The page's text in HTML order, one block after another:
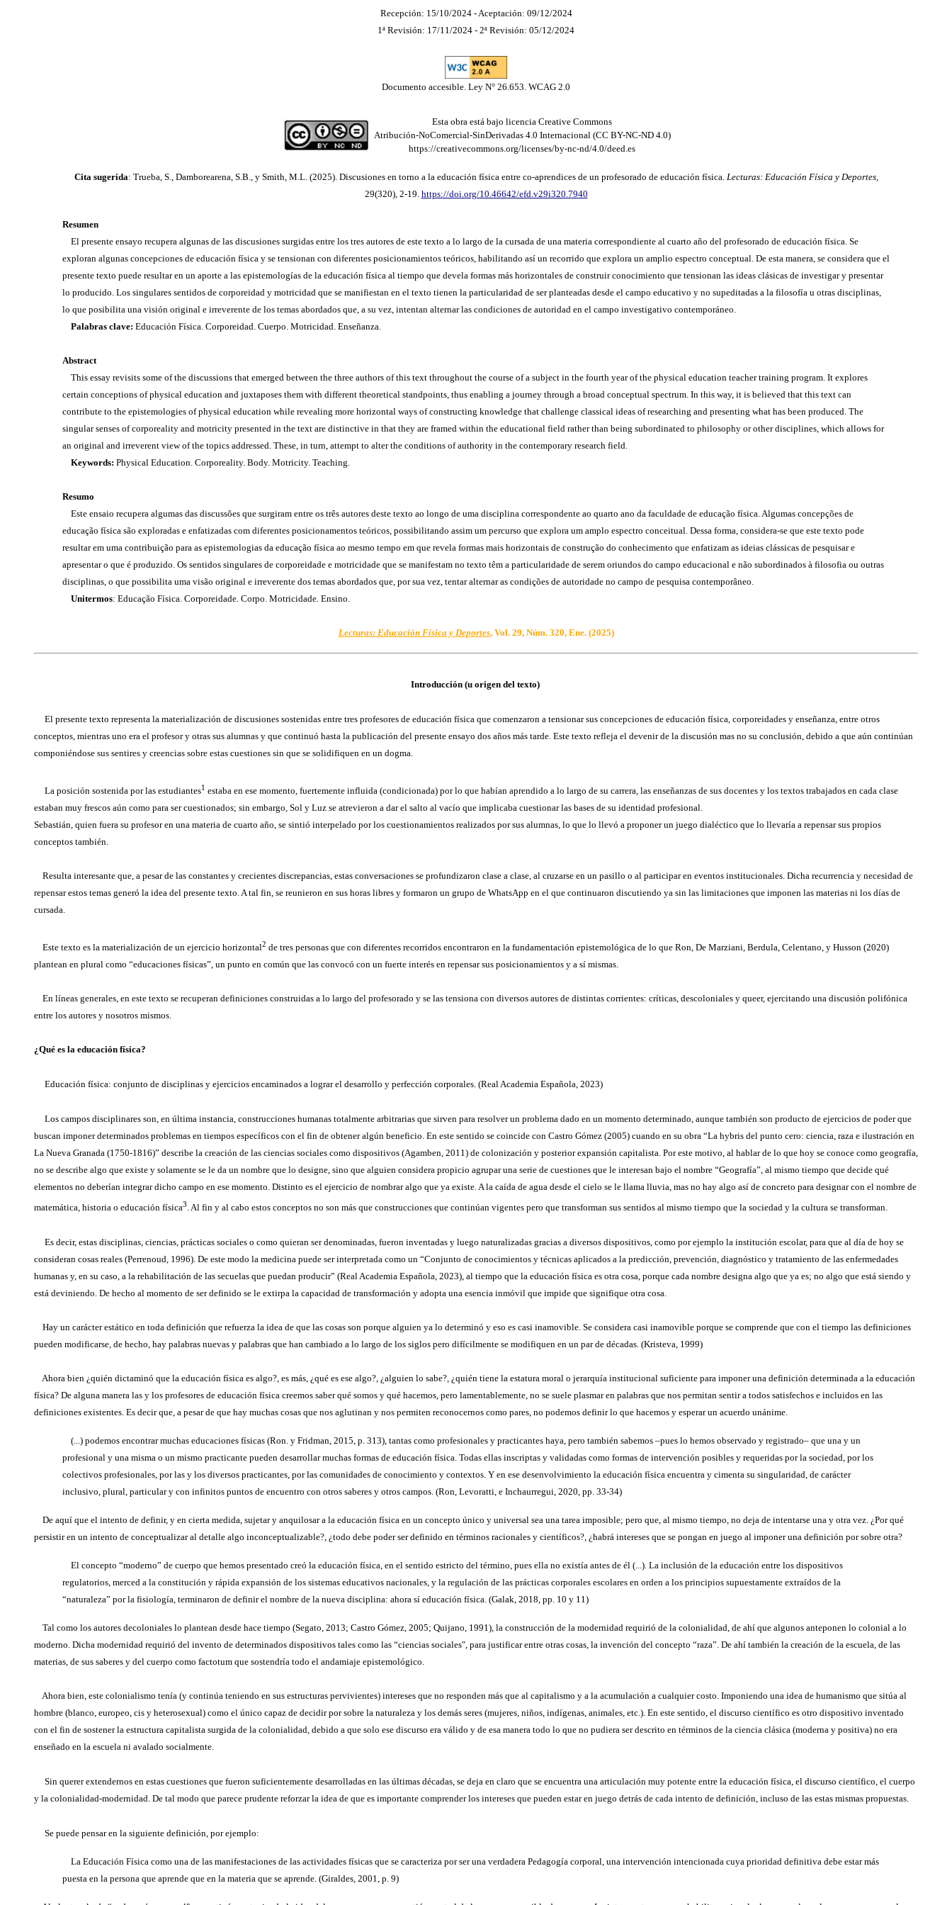
Recepción: 15/10/2024 - Aceptación: 09/12/2024
1ª Revisión: 17/11/2024 - 2ª Revisión: 05/12/2024
Documento accesible. Ley N° 26.653. WCAG 2.0
Esta obra está bajo licencia Creative Commons
Atribución-NoComercial-SinDerivadas 4.0 Internacional (CC BY-NC-ND 4.0)
https://creativecommons.org/licenses/by-nc-nd/4.0/deed.es
Cita sugerida: Trueba, S., Damborearena, S.B., y Smith, M.L. (2025). Discusiones en torno a la educación física entre co-aprendices de un profesorado de educación física. Lecturas: Educación Física y Deportes,
29(320), 2-19. https://doi.org/10.46642/efd.v29i320.7940
Resumen
El presente ensayo recupera algunas de las discusiones surgidas entre los tres autores de este texto a lo largo de la cursada de una materia correspondiente al cuarto año del profesorado de educación física. Se
exploran algunas concepciones de educación física y se tensionan con diferentes posicionamientos teóricos, habilitando así un recorrido que explora un amplio espectro conceptual. De esta manera, se considera que el
presente texto puede resultar en un aporte a las epistemologías de la educación física al tiempo que devela formas más horizontales de construir conocimiento que tensionan las ideas clásicas de investigar y presentar
lo producido. Los singulares sentidos de corporeidad y motricidad que se manifiestan en el texto tienen la particularidad de ser planteadas desde el campo educativo y no supeditadas a la filosofía u otras disciplinas,
lo que posibilita una visión original e irreverente de los temas abordados que, a su vez, intentan alternar las condiciones de autoridad en el campo investigativo contemporáneo.
Palabras clave: Educación Física. Corporeidad. Cuerpo. Motricidad. Enseñanza.
Abstract
This essay revisits some of the discussions that emerged between the three authors of this text throughout the course of a subject in the fourth year of the physical education teacher training program. It explores
certain conceptions of physical education and juxtaposes them with different theoretical standpoints, thus enabling a journey through a broad conceptual spectrum. In this way, it is believed that this text can
contribute to the epistemologies of physical education while revealing more horizontal ways of constructing knowledge that challenge classical ideas of researching and presenting what has been produced. The
singular senses of corporeality and motricity presented in the text are distinctive in that they are framed within the educational field rather than being subordinated to philosophy or other disciplines, which allows for
an original and irreverent view of the topics addressed. These, in turn, attempt to alter the conditions of authority in the contemporary research field.
Keywords: Physical Education. Corporeality. Body. Motricity. Teaching.
Resumo
Este ensaio recupera algumas das discussões que surgiram entre os três autores deste texto ao longo de uma disciplina correspondente ao quarto ano da faculdade de educação física. Algumas concepções de
educação física são exploradas e enfatizadas com diferentes posicionamentos teóricos, possibilitando assim um percurso que explora um amplo espectro conceitual. Dessa forma, considera-se que este texto pode
resultar em uma contribuição para as epistemologias da educação física ao mesmo tempo em que revela formas mais horizontais de construção do conhecimento que enfatizam as ideias clássicas de pesquisar e
apresentar o que é produzido. Os sentidos singulares de corporeidade e motricidade que se manifestam no texto têm a particularidade de serem oriundos do campo educacional e não subordinados à filosofia ou outras
disciplinas, o que possibilita uma visão original e irreverente dos temas abordados que, por sua vez, tentar alternar as condições de autoridade no campo de pesquisa contemporâneo.
Unitermos: Educação Física. Corporeidade. Corpo. Motricidade. Ensino.
Lecturas: Educación Física y Deportes, Vol. 29, Núm. 320, Ene. (2025)
Introducción (u origen del texto)
El presente texto representa la materialización de discusiones sostenidas entre tres profesores de educación física que comenzaron a tensionar sus concepciones de educación física, corporeidades y enseñanza, entre otros
conceptos, mientras uno era el profesor y otras sus alumnas y que continuó hasta la publicación del presente ensayo dos años más tarde. Este texto refleja el devenir de la discusión mas no su conclusión, debido a que aún continúan
componiéndose sus sentires y creencias sobre estas cuestiones sin que se solidifiquen en un dogma.
La posición sostenida por las estudiantes1 estaba en ese momento, fuertemente influida (condicionada) por lo que habían aprendido a lo largo de su carrera, las enseñanzas de sus docentes y los textos trabajados en cada clase
estaban muy frescos aún como para ser cuestionados; sin embargo, Sol y Luz se atrevieron a dar el salto al vacío que implicaba cuestionar las bases de su identidad profesional.
Sebastián, quien fuera su profesor en una materia de cuarto año, se sintió interpelado por los cuestionamientos realizados por sus alumnas, lo que lo llevó a proponer un juego dialéctico que lo llevaría a repensar sus propios
conceptos también.
Resulta interesante que, a pesar de las constantes y crecientes discrepancias, estas conversaciones se profundizaron clase a clase, al cruzarse en un pasillo o al participar en eventos institucionales. Dicha recurrencia y necesidad de
repensar estos temas generó la idea del presente texto. A tal fin, se reunieron en sus horas libres y formaron un grupo de WhatsApp en el que continuaron discutiendo ya sin las limitaciones que imponen las materias ni los días de
cursada.
Este texto es la materialización de un ejercicio horizontal2 de tres personas que con diferentes recorridos encontraron en la fundamentación epistemológica de lo que Ron, De Marziani, Berdula, Celentano, y Husson (2020)
plantean en plural como “educaciones físicas”, un punto en común que las convocó con un fuerte interés en repensar sus posicionamientos y a sí mismas.
En líneas generales, en este texto se recuperan definiciones construidas a lo largo del profesorado y se las tensiona con diversos autores de distintas corrientes: críticas, descoloniales y queer, ejercitando una discusión polifónica
entre los autores y nosotros mismos.
¿Qué es la educación física?
Educación física: conjunto de disciplinas y ejercicios encaminados a lograr el desarrollo y perfección corporales. (Real Academia Española, 2023)
Los campos disciplinares son, en última instancia, construcciones humanas totalmente arbitrarias que sirven para resolver un problema dado en un momento determinado, aunque también son producto de ejercicios de poder que
buscan imponer determinados problemas en tiempos específicos con el fin de obtener algún beneficio. En este sentido se coincide con Castro Gómez (2005) cuando en su obra “La hybris del punto cero: ciencia, raza e ilustración en
La Nueva Granada (1750-1816)” describe la creación de las ciencias sociales como dispositivos (Agamben, 2011) de colonización y posterior expansión capitalista. Por este motivo, al hablar de lo que hoy se conoce como geografía,
no se describe algo que existe y solamente se le da un nombre que lo designe, sino que alguien considera propicio agrupar una serie de cuestiones que le interesan bajo el nombre “Geografía”, al mismo tiempo que decide qué
elementos no deberían integrar dicho campo en ese momento. Distinto es el ejercicio de nombrar algo que ya existe. A la caída de agua desde el cielo se le llama lluvia, mas no hay algo así de concreto para designar con el nombre de
matemática, historia o educación física3. Al fin y al cabo estos conceptos no son más que construcciones que continúan vigentes pero que transforman sus sentidos al mismo tiempo que la sociedad y la cultura se transforman.
Es decir, estas disciplinas, ciencias, prácticas sociales o como quieran ser denominadas, fueron inventadas y luego naturalizadas gracias a diversos dispositivos, como por ejemplo la institución escolar, para que al día de hoy se
consideran cosas reales (Perrenoud, 1996). De este modo la medicina puede ser interpretada como un “Conjunto de conocimientos y técnicas aplicados a la predicción, prevención, diagnóstico y tratamiento de las enfermedades
humanas y, en su caso, a la rehabilitación de las secuelas que puedan producir” (Real Academia Española, 2023), al tiempo que la educación física es otra cosa, porque cada nombre designa algo que ya es; no algo que está siendo y
está deviniendo. De hecho al momento de ser definido se le extirpa la capacidad de transformación y adopta una esencia inmóvil que impide que signifique otra cosa.
Hay un carácter estático en toda definición que refuerza la idea de que las cosas son porque alguien ya lo determinó y eso es casi inamovible. Se considera casi inamovible porque se comprende que con el tiempo las definiciones
pueden modificarse, de hecho, hay palabras nuevas y palabras que han cambiado a lo largo de los siglos pero difícilmente se modifiquen en un par de décadas. (Kristeva, 1999)
Ahora bien ¿quién dictaminó que la educación física es algo?, es más, ¿qué es ese algo?, ¿alguien lo sabe?, ¿quién tiene la estatura moral o jerarquía institucional suficiente para imponer una definición determinada a la educación
física? De alguna manera las y los profesores de educación física creemos saber qué somos y qué hacemos, pero lamentablemente, no se suele plasmar en palabras que nos permitan sentir a todos satisfechos e incluidos en las
definiciones existentes. Es decir que, a pesar de que hay muchas cosas que nos aglutinan y nos permiten reconocernos como pares, no podemos definir lo que hacemos y esperar un acuerdo unánime.
(...) podemos encontrar muchas educaciones físicas (Ron. y Fridman, 2015, p. 313), tantas como profesionales y practicantes haya, pero también sabemos –pues lo hemos observado y registrado– que una y un
profesional y una misma o un mismo practicante pueden desarrollar muchas formas de educación física. Todas ellas inscriptas y validadas como formas de intervención posibles y requeridas por la sociedad, por los
colectivos profesionales, por las y los diversos practicantes, por las comunidades de conocimiento y contextos. Y en ese desenvolvimiento la educación física encuentra y cimenta su singularidad, de carácter
inclusivo, plural, particular y con infinitos puntos de encuentro con otros saberes y otros campos. (Ron, Levoratti, e Inchaurregui, 2020, pp. 33-34)
De aquí que el intento de definir, y en cierta medida, sujetar y anquilosar a la educación física en un concepto único y universal sea una tarea imposible; pero que, al mismo tiempo, no deja de intentarse una y otra vez. ¿Por qué
persistir en un intento de conceptualizar al detalle algo inconceptualizable?, ¿todo debe poder ser definido en términos racionales y científicos?, ¿habrá intereses que se pongan en juego al imponer una definición por sobre otra?
El concepto “moderno” de cuerpo que hemos presentado creó la educación física, en el sentido estricto del término, pues ella no existía antes de él (...). La inclusión de la educación entre los dispositivos
regulatorios, merced a la constitución y rápida expansión de los sistemas educativos nacionales, y la regulación de las prácticas corporales escolares en orden a los principios supuestamente extraídos de la
“naturaleza” por la fisiología, terminaron de definir el nombre de la nueva disciplina: ahora sí educación física. (Galak, 2018, pp. 10 y 11)
Tal como los autores decoloniales lo plantean desde hace tiempo (Segato, 2013; Castro Gómez, 2005; Quijano, 1991), la construcción de la modernidad requirió de la colonialidad, de ahí que algunos anteponen lo colonial a lo
moderno. Dicha modernidad requirió del invento de determinados dispositivos tales como las “ciencias sociales", para justificar entre otras cosas, la invención del concepto “raza”. De ahí también la creación de la escuela, de las
materias, de sus saberes y del cuerpo como factotum que sostendría todo el andamiaje epistemológico.
Ahora bien, este colonialismo tenía (y continúa teniendo en sus estructuras pervivientes) intereses que no responden más que al capitalismo y a la acumulación a cualquier costo. Imponiendo una idea de humanismo que sitúa al
hombre (blanco, europeo, cis y heterosexual) como el único capaz de decidir por sobre la naturaleza y los demás seres (mujeres, niños, indígenas, animales, etc.). En este sentido, el discurso científico es otro dispositivo inventado
con el fin de sostener la estructura capitalista surgida de la colonialidad, debido a que solo ese discurso era válido y de esa manera todo lo que no pudiera ser descrito en términos de la ciencia clásica (moderna y positiva) no era
enseñado en la escuela ni avalado socialmente.
Sin querer extendernos en estas cuestiones que fueron suficientemente desarrolladas en las últimas décadas, se deja en claro que se encuentra una articulación muy potente entre la educación física, el discurso científico, el cuerpo
y la colonialidad-modernidad. De tal modo que parece prudente reforzar la idea de que es importante comprender los intereses que pueden estar en juego detrás de cada intento de definición, incluso de las estas mismas propuestas.
Se puede pensar en la siguiente definición, por ejemplo:
La Educación Física como una de las manifestaciones de las actividades físicas que se caracteriza por ser una verdadera Pedagogía corporal, una intervención intencionada cuya prioridad definitiva debe estar más
puesta en la persona que aprende que en la materia que se aprende. (Giraldes, 2001, p. 9)